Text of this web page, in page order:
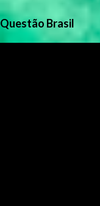
Questão Brasil